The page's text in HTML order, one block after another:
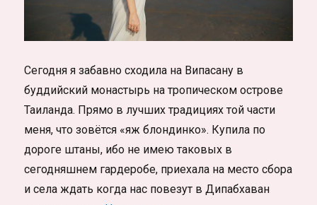
Сегодня я забавно сходила на Випасану в
буддийский монастырь на тропическом острове
Таиланда. Прямо в лучших традициях той части
меня, что зовётся «яж блондинко». Купила по
дороге штаны, ибо не имею таковых в
сегодняшнем гардеробе, приехала на место сбора
и села ждать когда нас повезут в Дипабхаван